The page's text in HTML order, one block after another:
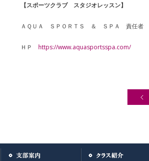
【スポーツクラブ スタジオレッスン】
ＡＱＵＡ ＳＰＯＲＴＳ ＆ ＳＰＡ 責任者
ＨＰ https://www.aquasportsspa.com/